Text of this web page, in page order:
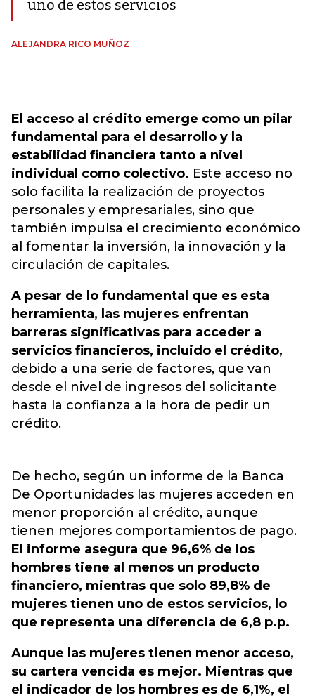
uno de estos servicios
ALEJANDRA RICO MUÑOZ
El acceso al crédito emerge como un pilar
fundamental para el desarrollo y la
estabilidad financiera tanto a nivel
individual como colectivo. Este acceso no
solo facilita la realización de proyectos
personales y empresariales, sino que
también impulsa el crecimiento económico
al fomentar la inversión, la innovación y la
circulación de capitales.
A pesar de lo fundamental que es esta
herramienta, las mujeres enfrentan
barreras significativas para acceder a
servicios financieros, incluido el crédito,
debido a una serie de factores, que van
desde el nivel de ingresos del solicitante
hasta la confianza a la hora de pedir un
crédito.
De hecho, según un informe de la Banca
De Oportunidades las mujeres acceden en
menor proporción al crédito, aunque
tienen mejores comportamientos de pago.
El informe asegura que 96,6% de los
hombres tiene al menos un producto
financiero, mientras que solo 89,8% de
mujeres tienen uno de estos servicios, lo
que representa una diferencia de 6,8 p.p.
Aunque las mujeres tienen menor acceso,
su cartera vencida es mejor. Mientras que
el indicador de los hombres es de 6,1%, el